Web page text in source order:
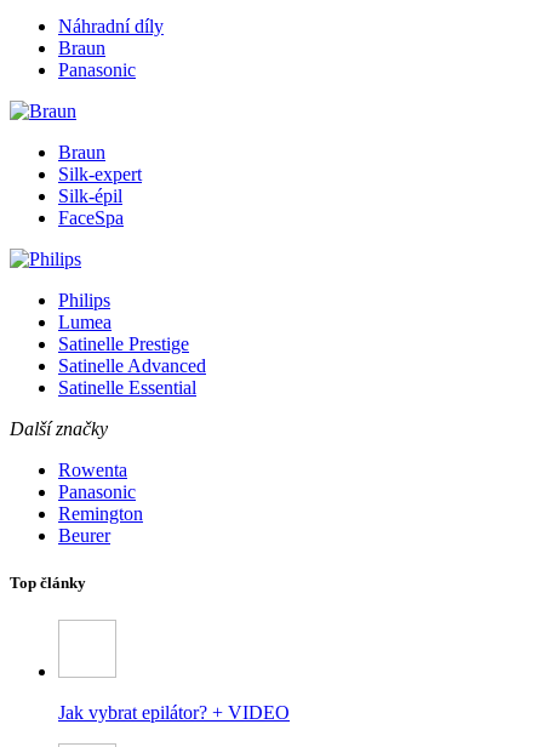
Náhradní díly
Braun
Panasonic
Braun
Silk-expert
Silk-épil
FaceSpa
Philips
Lumea
Satinelle Prestige
Satinelle Advanced
Satinelle Essential
Další značky
Rowenta
Panasonic
Remington
Beurer
Top články
Jak vybrat epilátor? + VIDEO